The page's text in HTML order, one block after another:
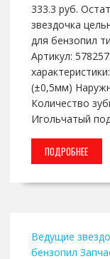
333.3 руб.
звездочка
для бензопил
Артикул:
(±0,5мм)
Количество
Игольчатый
ПОДРОБНЕЕ
Ведущие
бензопил